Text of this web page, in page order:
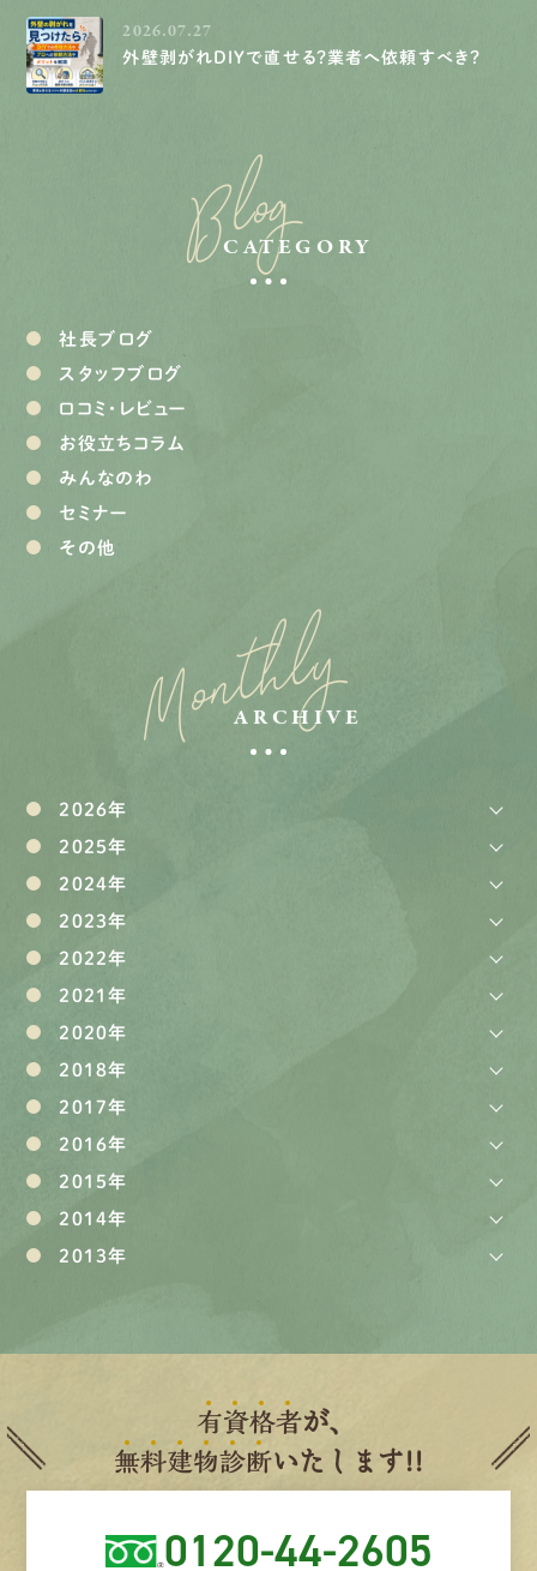
2026.07.27
外壁剥がれDIYで直せる？業者へ依頼すべき？
Blog
CATEGORY
社長ブログ
スタッフブログ
口コミ・レビュー
お役立ちコラム
みんなのわ
セミナー
その他
Monthly
ARCHIVE
2026年
2025年
2024年
2023年
2022年
2021年
2020年
2018年
2017年
2016年
2015年
2014年
2013年
有資格者が、
無料建物診断いたします!!
0120-44-2605